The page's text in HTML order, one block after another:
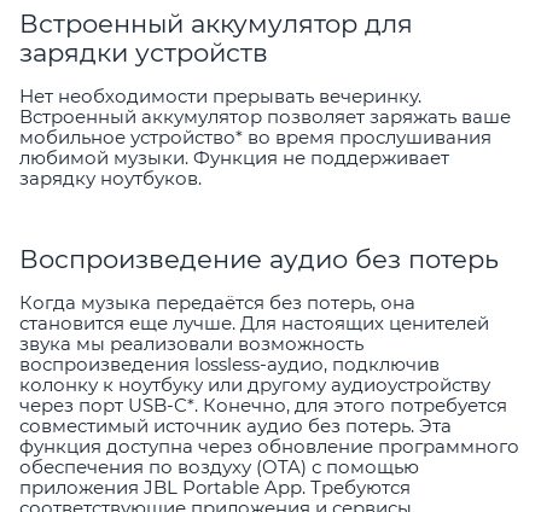
Встроенный аккумулятор для
зарядки устройств
Нет необходимости прерывать вечеринку.
Встроенный аккумулятор позволяет заряжать ваше
мобильное устройство* во время прослушивания
любимой музыки. Функция не поддерживает
зарядку ноутбуков.
Воспроизведение аудио без потерь
Когда музыка передаётся без потерь, она
становится еще лучше. Для настоящих ценителей
звука мы реализовали возможность
воспроизведения lossless-аудио, подключив
колонку к ноутбуку или другому аудиоустройству
через порт USB-C*. Конечно, для этого потребуется
совместимый источник аудио без потерь. Эта
функция доступна через обновление программного
обеспечения по воздуху (OTA) с помощью
приложения JBL Portable App. Требуются